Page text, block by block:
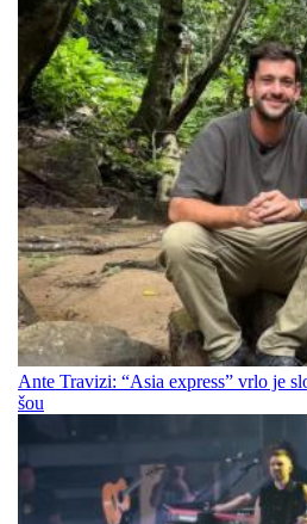
Ante Travizi: “Asia express” vrlo je
šou